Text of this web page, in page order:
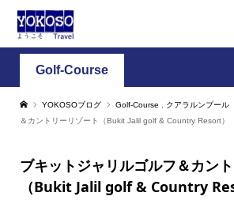
Golf-Course
YOKOSOブログ Golf-Course クアラルンプール
＆カントリーリゾート（Bukit Jalil golf & Country Resort）
ブキットジャリルゴルフ＆カン
（Bukit Jalil golf & Country